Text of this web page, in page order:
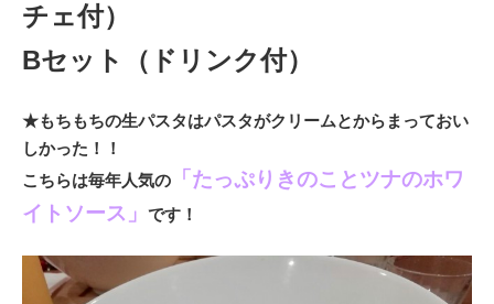
チェ付）
Bセット（ドリンク付）
★もちもちの生パスタはパスタがクリームとからまっておい
しかった！！
こちらは毎年人気の
「たっぷりきのことツナのホワ
イトソース」 です！